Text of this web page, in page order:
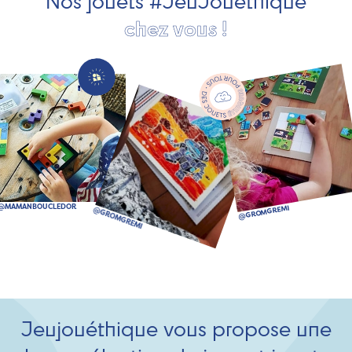
chez vous !
Jeujouéthique vous propose une